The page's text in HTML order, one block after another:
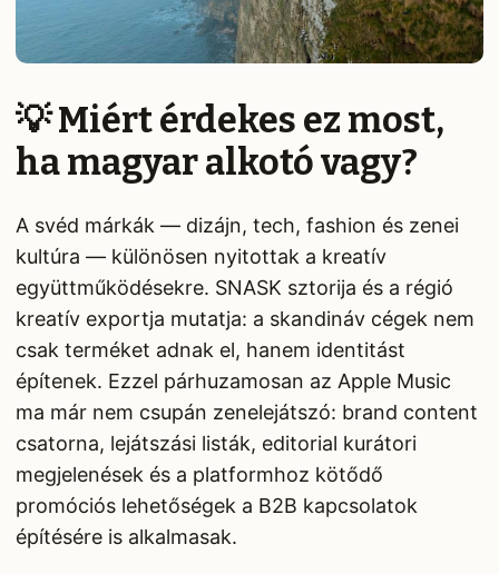
💡 Miért érdekes ez most,
ha magyar alkotó vagy?
A svéd márkák — dizájn, tech, fashion és zenei
kultúra — különösen nyitottak a kreatív
együttműködésekre. SNASK sztorija és a régió
kreatív exportja mutatja: a skandináv cégek nem
csak terméket adnak el, hanem identitást
építenek. Ezzel párhuzamosan az Apple Music
ma már nem csupán zenelejátszó: brand content
csatorna, lejátszási listák, editorial kurátori
megjelenések és a platformhoz kötődő
promóciós lehetőségek a B2B kapcsolatok
építésére is alkalmasak.